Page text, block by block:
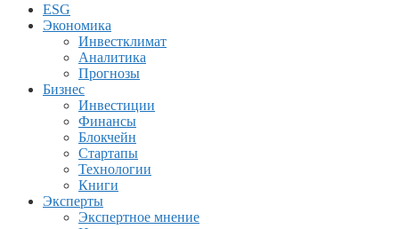
ESG
Экономика
Инвестклимат
Аналитика
Прогнозы
Бизнес
Инвестиции
Финансы
Блокчейн
Стартапы
Технологии
Книги
Эксперты
Экспертное мнение